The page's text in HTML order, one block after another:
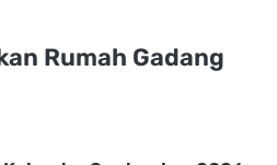
Rumah Gadang